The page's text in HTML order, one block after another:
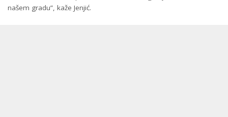
našem gradu”, kaže Jenjić.